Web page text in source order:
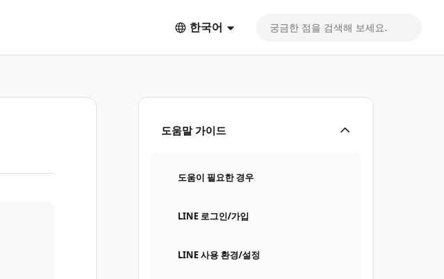
한국어
도움말 가이드
도움이 필요한 경우
LINE 로그인/가입
LINE 사용 환경/설정